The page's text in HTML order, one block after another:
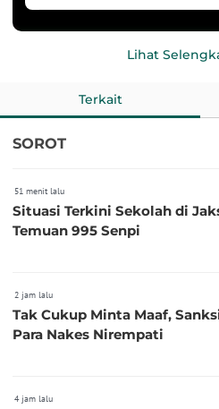
Lihat
Terkait
SOROT
51 menit lalu
Situasi Terkini Sekolah di
Temuan 995 Senpi
2 jam lalu
Tak Cukup Minta Maaf,
Para Nakes Nirempati
4 jam lalu